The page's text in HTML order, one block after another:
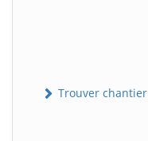
Trouver